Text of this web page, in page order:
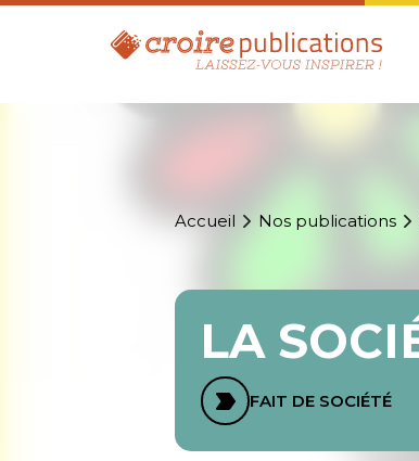
Accueil Nos publications
LA
FAIT DE SOCIÉTÉ